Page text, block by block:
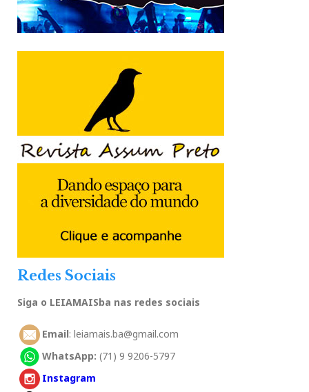
Redes Sociais
Siga o LEIAMAISba nas redes sociais
Email: leiamais.ba@gmail.com
WhatsApp: (71) 9 9206-5797
Instagram